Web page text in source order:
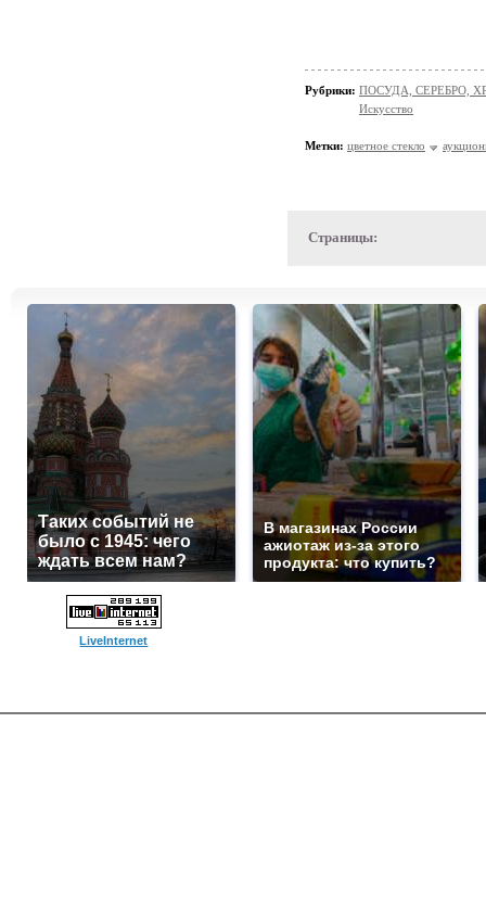
Рубрики: ПОСУДА, СЕРЕБРО,
Искусство
Метки: цветное стекло
Страницы:
Таких событий не
было с 1945: чего
ждать всем нам?
В магазинах России
ажиотаж из-за этого
продукта: что купить?
LiveInternet